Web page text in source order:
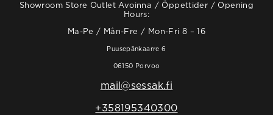
Showroom Store Outlet Avoinna / Öppettider / Opening
Hours:
Ma-Pe / Mån-Fre / Mon-Fri 8 – 16
Puusepänkaarre 6
06150 Porvoo
mail@sessak.fi
+358195340300